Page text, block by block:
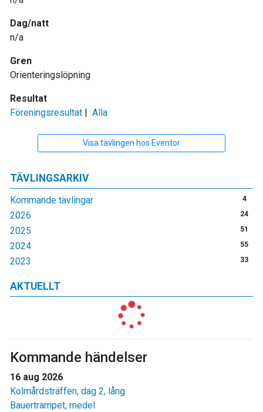
TÄVLINGSARKIV
Kommande tävlingar 4
2026 24
2025 51
2024 55
2023 33
AKTUELLT
Kommande händelser
16 aug 2026
Kolmårdsträffen, dag 2, lång
Bauertrampet, medel
Dag/natt
n/a
Gren
Orienteringslöpning
Resultat
Föreningsresultat
Alla
Visa tävlingen hos Eventor